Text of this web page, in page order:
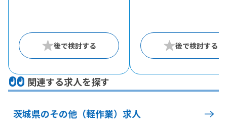
関連する求人を探す
茨城県のその他（軽作業）求人